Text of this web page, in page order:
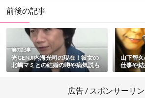
前後の記事
前の記事
光GENJI内海光司の現在！彼女の
北嶋マミとの結婚の噂や病気説も
総まとめ
山下智
仕事や
広告 / スポンサーリ